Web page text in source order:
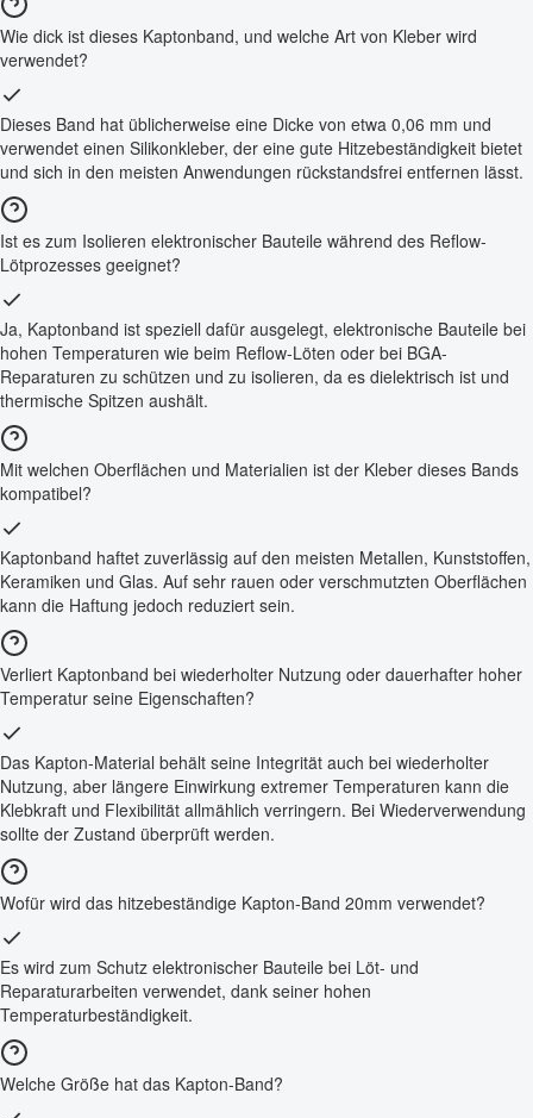
Wie dick ist dieses Kaptonband, und welche Art von Kleber wird
verwendet?
Dieses Band hat üblicherweise eine Dicke von etwa 0,06 mm und
verwendet einen Silikonkleber, der eine gute Hitzebeständigkeit bietet
und sich in den meisten Anwendungen rückstandsfrei entfernen lässt.
Ist es zum Isolieren elektronischer Bauteile während des Reflow-
Lötprozesses geeignet?
Ja, Kaptonband ist speziell dafür ausgelegt, elektronische Bauteile bei
hohen Temperaturen wie beim Reflow-Löten oder bei BGA-
Reparaturen zu schützen und zu isolieren, da es dielektrisch ist und
thermische Spitzen aushält.
Mit welchen Oberflächen und Materialien ist der Kleber dieses Bands
kompatibel?
Kaptonband haftet zuverlässig auf den meisten Metallen, Kunststoffen,
Keramiken und Glas. Auf sehr rauen oder verschmutzten Oberflächen
kann die Haftung jedoch reduziert sein.
Verliert Kaptonband bei wiederholter Nutzung oder dauerhafter hoher
Temperatur seine Eigenschaften?
Das Kapton-Material behält seine Integrität auch bei wiederholter
Nutzung, aber längere Einwirkung extremer Temperaturen kann die
Klebkraft und Flexibilität allmählich verringern. Bei Wiederverwendung
sollte der Zustand überprüft werden.
Wofür wird das hitzebeständige Kapton-Band 20mm verwendet?
Es wird zum Schutz elektronischer Bauteile bei Löt- und
Reparaturarbeiten verwendet, dank seiner hohen
Temperaturbeständigkeit.
Welche Größe hat das Kapton-Band?